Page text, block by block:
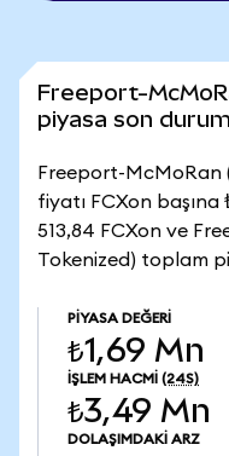
Freeport-
piyasa son
Freeport-McMoRan
fiyatı FCXon başına
513,84 FCXon ve
Tokenized) toplam
PIYASA DEĞERI
₺1,69 Mn
İŞLEM HACMI (24S)
₺3,49 Mn
DOLAŞIMDAKI ARZ